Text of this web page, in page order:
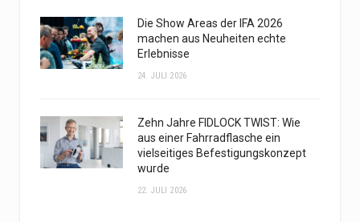
Die Show Areas der IFA 2026
machen aus Neuheiten echte
Erlebnisse
24. JULI 2026
Zehn Jahre FIDLOCK TWIST: Wie
aus einer Fahrradflasche ein
vielseitiges Befestigungskonzept
wurde
22. JULI 2026